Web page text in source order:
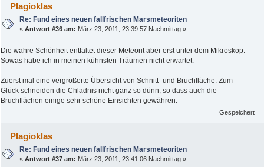
Plagioklas
Re: Fund eines neuen fallfrischen Marsmeteoriten
«Antwort #36 am: März 23, 2011, 23:39:57 Nachmittag »
Die wahre Schönheit entfaltet dieser Meteorit aber erst unter dem Mikroskop.
Sowas habe ich in meinen kühnsten Träumen nicht erwartet.
Zuerst mal eine vergrößerte Übersicht von Schnitt- und Bruchfläche. Zum
Glück schneiden die Chladnis nicht ganz so dünn, so dass auch die
Bruchflächen einige sehr schöne Einsichten gewähren.
Gespeichert
Plagioklas
Re: Fund eines neuen fallfrischen Marsmeteoriten
«Antwort #37 am: März 23, 2011, 23:41:06 Nachmittag »